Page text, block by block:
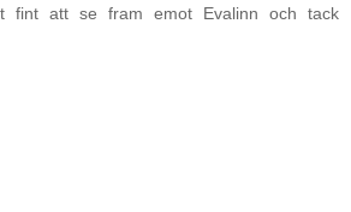
fint att se fram emot Evalinn och tack